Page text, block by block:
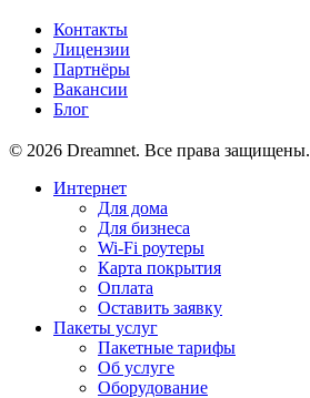
Контакты
Лицензии
Партнёры
Вакансии
Блог
© 2026 Dreamnet. Все права защищены.
Интернет
Для дома
Для бизнеса
Wi-Fi роутеры
Карта покрытия
Оплата
Оставить заявку
Пакеты услуг
Пакетные тарифы
Об услуге
Оборудование